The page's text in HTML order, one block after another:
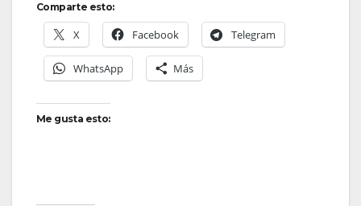
Comparte esto:
X Facebook Telegram
WhatsApp Más
Me gusta esto: